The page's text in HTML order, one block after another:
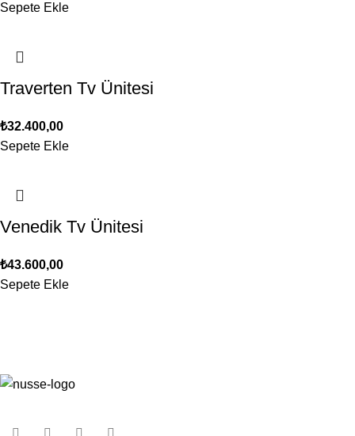
Sepete Ekle
Traverten Tv Ünitesi
₺32.400,00
Sepete Ekle
Venedik Tv Ünitesi
₺43.600,00
Sepete Ekle